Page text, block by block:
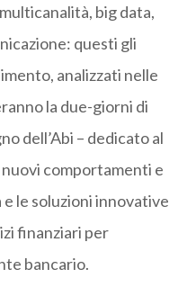
big data,
questi gli
analizzati nelle
la due-giorni di
dell’Abi – dedicato al
comportamenti e
le soluzioni innovative
finanziari per
bancario.